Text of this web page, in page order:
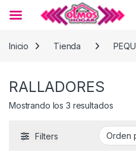
Inicio
Tienda
RALLADORES
Mostrando los 3 resultados
Filters